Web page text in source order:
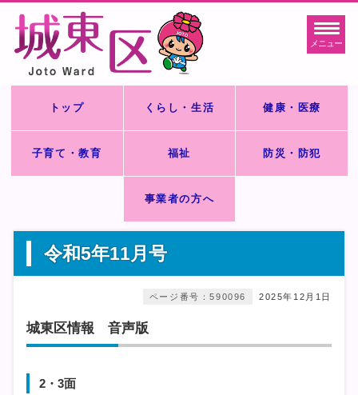
メニュー
トップ くらし・生活 健康・医療
子育て・教育 福祉 防災・防犯
事業者の方へ
令和5年11月号
2025年12月1日
ページ番号：590096
城東区情報 音声版
2・3面